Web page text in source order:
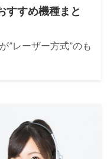
すすめ機種まと
”レーザー方式”のも